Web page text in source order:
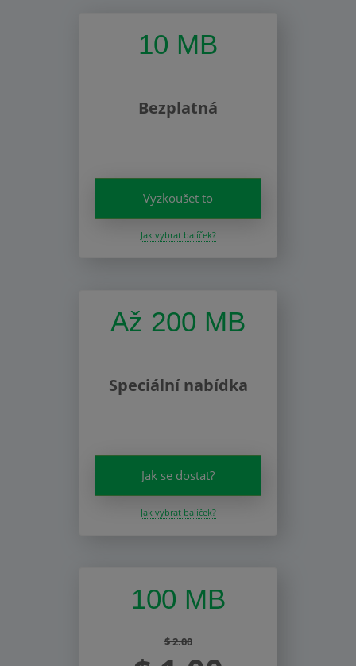
10 MB
Bezplatná
Vyzkoušet to
Jak vybrat balíček?
Až 200 MB
Speciální nabídka
Jak se dostat?
Jak vybrat balíček?
100 MB
$ 2.00